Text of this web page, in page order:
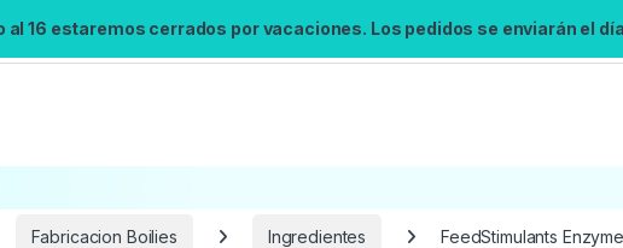
al 16 estaremos cerrados por vacaciones. Los pedidos se enviarán el día
Fabricacion Boilies Ingredientes FeedStimulants